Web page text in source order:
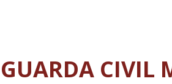
radicado no Brasil Ian Guest,
GUARDA CIVIL